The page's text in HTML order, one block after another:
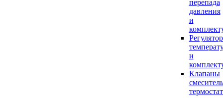
перепада
давления
и
и
Клапаны